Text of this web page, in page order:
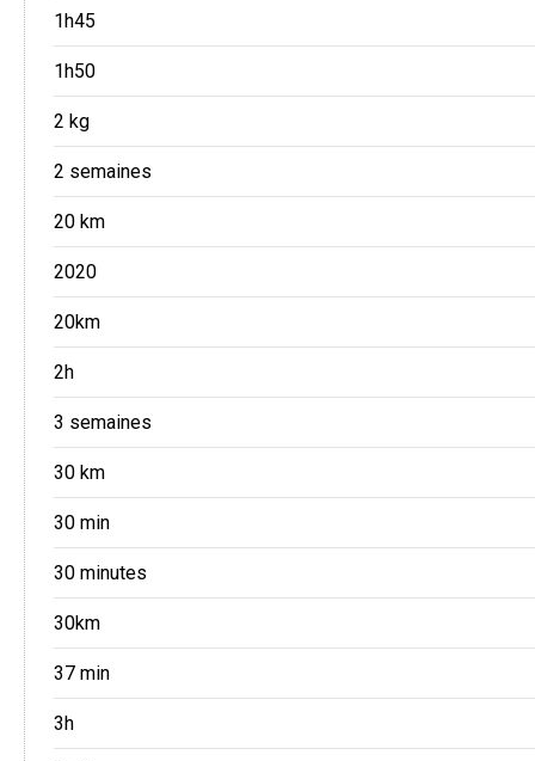
1h45
1h50
2 kg
2 semaines
20 km
2020
20km
2h
3 semaines
30 km
30 min
30 minutes
30km
37 min
3h